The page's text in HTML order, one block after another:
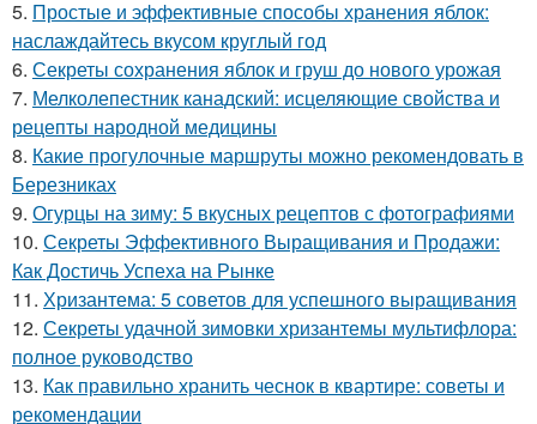
5. Простые и эффективные способы хранения яблок:
наслаждайтесь вкусом круглый год
6. Секреты сохранения яблок и груш до нового урожая
7. Мелколепестник канадский: исцеляющие свойства и
рецепты народной медицины
8. Какие прогулочные маршруты можно рекомендовать в
Березниках
9. Огурцы на зиму: 5 вкусных рецептов с фотографиями
10. Секреты Эффективного Выращивания и Продажи:
Как Достичь Успеха на Рынке
11. Хризантема: 5 советов для успешного выращивания
12. Секреты удачной зимовки хризантемы мультифлора:
полное руководство
13. Как правильно хранить чеснок в квартире: советы и
рекомендации